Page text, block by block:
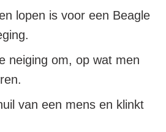
lopen is voor een Beagle
neiging om, op wat men
van een mens en klinkt